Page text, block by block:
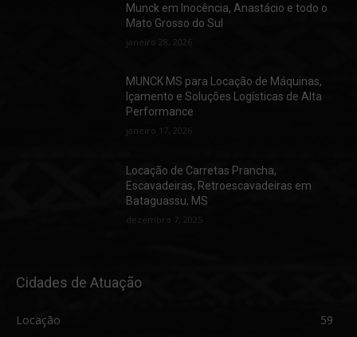
Munck em Inocência, Anastácio e todo o
Mato Grosso do Sul
janeiro 28, 2026
MUNCK MS para Locação de Máquinas,
Içamento e Soluções Logísticas de Alta
Performance
janeiro 17, 2026
Locação de Carretas Prancha,
Escavadeiras, Retroescavadeiras em
Bataguassu, MS
dezembro 7, 2025
Cidades de Atuação
Locação
59